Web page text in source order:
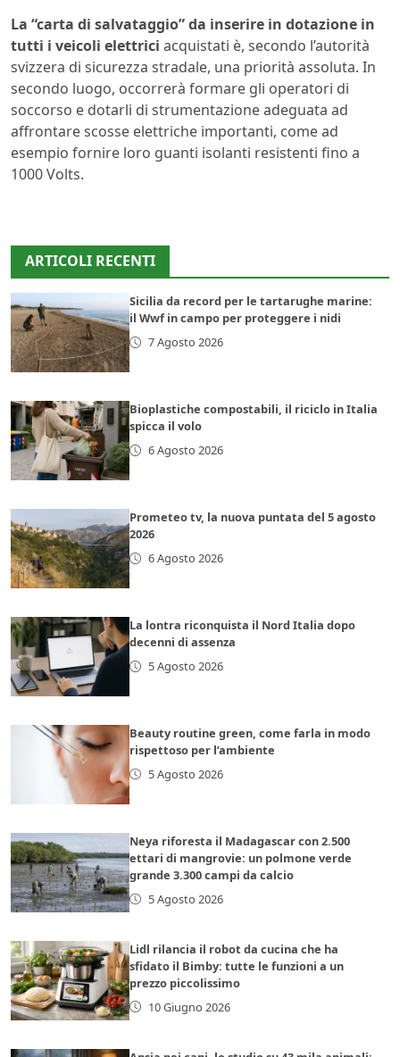
La “carta di salvataggio” da inserire in dotazione in
tutti i veicoli elettrici acquistati è, secondo l’autorità
svizzera di sicurezza stradale, una priorità assoluta. In
secondo luogo, occorrerà formare gli operatori di
soccorso e dotarli di strumentazione adeguata ad
affrontare scosse elettriche importanti, come ad
esempio fornire loro guanti isolanti resistenti fino a
1000 Volts.
ARTICOLI RECENTI
Sicilia da record per le tartarughe marine:
il Wwf in campo per proteggere i nidi
7 Agosto 2026
Bioplastiche compostabili, il riciclo in Italia
spicca il volo
6 Agosto 2026
Prometeo tv, la nuova puntata del 5 agosto
2026
6 Agosto 2026
La lontra riconquista il Nord Italia dopo
decenni di assenza
5 Agosto 2026
Beauty routine green, come farla in modo
rispettoso per l’ambiente
5 Agosto 2026
Neya riforesta il Madagascar con 2.500
ettari di mangrovie: un polmone verde
grande 3.300 campi da calcio
5 Agosto 2026
Lidl rilancia il robot da cucina che ha
sfidato il Bimby: tutte le funzioni a un
prezzo piccolissimo
10 Giugno 2026